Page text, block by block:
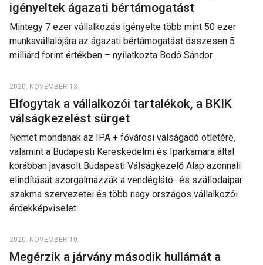
igényeltek ágazati bértámogatást
Mintegy 7 ezer vállalkozás igényelte több mint 50 ezer
munkavállalójára az ágazati bértámogatást összesen 5
milliárd forint értékben – nyilatkozta Bodó Sándor.
2020. NOVEMBER 13.
Elfogytak a vállalkozói tartalékok, a BKIK
válságkezelést sürget
Nemet mondanak az IPA + fővárosi válságadó ötletére,
valamint a Budapesti Kereskedelmi és Iparkamara által
korábban javasolt Budapesti Válságkezelő Alap azonnali
elindítását szorgalmazzák a vendéglátó- és szállodaipar
szakma szervezetei és több nagy országos vállalkozói
érdekképviselet.
2020. NOVEMBER 10.
Megérzik a járvány második hullámát a